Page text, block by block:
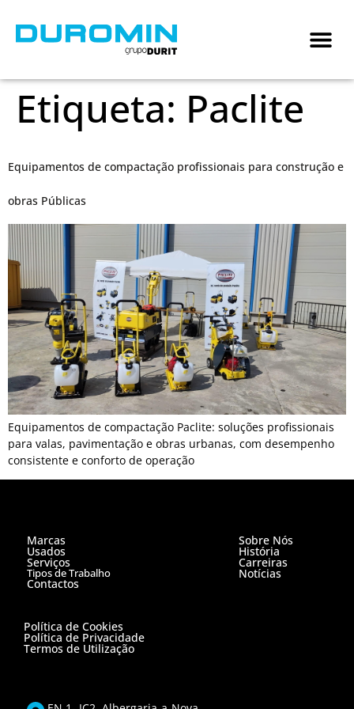
Etiqueta: Paclite
Equipamentos de compactação profissionais para construção e
obras Públicas
Equipamentos de compactação Paclite: soluções profissionais
para valas, pavimentação e obras urbanas, com desempenho
consistente e conforto de operação
Marcas
Usados
Serviços
Tipos de Trabalho
Contactos
Sobre Nós
História
Carreiras
Notícias
Política de Cookies
Política de Privacidade
Termos de Utilização